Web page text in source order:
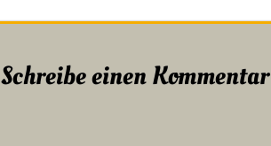
Schreibe einen Kommentar